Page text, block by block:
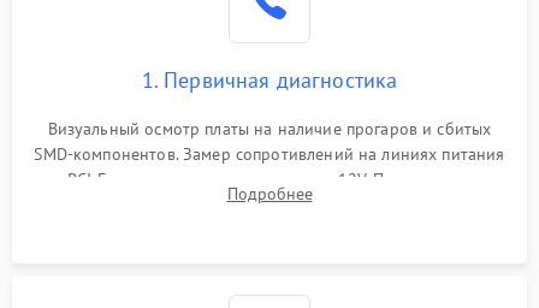
Механические повреждения
1. Первичная диагностика
Визуальный осмотр платы на наличие прогаров и сбитых
SMD-компонентов. Замер сопротивлений на линиях питания
PCI-E и дополнительных разъемах 12V. Проверка на
короткое замыкание основных дросселей питания GPU и
Подробнее